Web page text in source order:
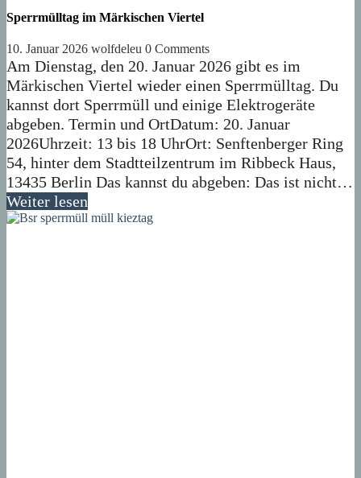
Sperrmülltag im Märkischen Viertel
10. Januar 2026 wolfdeleu 0 Comments
Am Dienstag, den 20. Januar 2026 gibt es im
Märkischen Viertel wieder einen Sperrmülltag. Du
kannst dort Sperrmüll und einige Elektrogeräte
abgeben. Termin und OrtDatum: 20. Januar
2026Uhrzeit: 13 bis 18 UhrOrt: Senftenberger Ring
54, hinter dem Stadtteilzentrum im Ribbeck Haus,
13435 Berlin Das kannst du abgeben: Das ist nicht…
Weiter lesen